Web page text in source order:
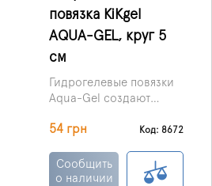
повязка KiKgеl
AQUA-GEL, круг 5
см
Гидрогелевые повязки
Aqua-Gel создают
барьер против
среды , но при этом
позволяют проникать
54 грн Код: 8672
Сообщить
о наличии